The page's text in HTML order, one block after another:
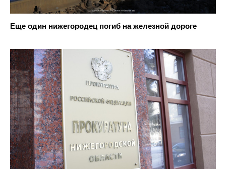
Еще один нижегородец погиб на железной дороге